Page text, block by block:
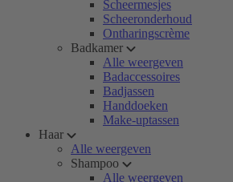
Scheermesjes
Scheeronderhoud
Ontharingscrème
Badkamer
Alle weergeven
Badaccessoires
Badjassen
Handdoeken
Make-uptassen
Haar
Alle weergeven
Shampoo
Alle weergeven